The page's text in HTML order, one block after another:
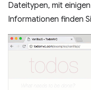
Dateitypen, mit
Informationen finden